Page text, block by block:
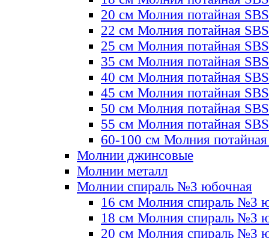
20 см Молния потайная SBS
22 см Молния потайная SBS
25 см Молния потайная SBS
35 см Молния потайная SBS
40 см Молния потайная SBS
45 см Молния потайная SBS
50 см Молния потайная SBS
55 см Молния потайная SBS
60-100 см Молния
Молнии джинсовые
Молнии металл
Молнии спираль №3 юбочная
16 см Молния спираль №3
18 см Молния спираль №3
20 см Молния спираль №3